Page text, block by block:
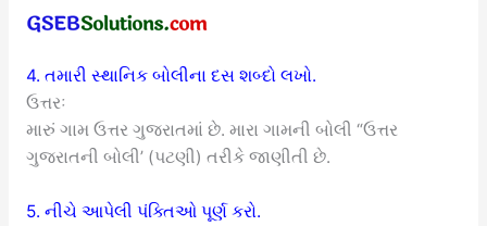
4. તમારી સ્થાનિક બોલીના દસ શબ્દો લખો.
ઉત્તરઃ
મારું ગામ ઉત્તર ગુજરાતમાં છે. મારા ગામની બોલી “ઉત્તર
ગુજરાતની બોલી’ (પટણી) તરીકે જાણીતી છે.
5. નીચે આપેલી પંક્તિઓ પૂર્ણ કરો.